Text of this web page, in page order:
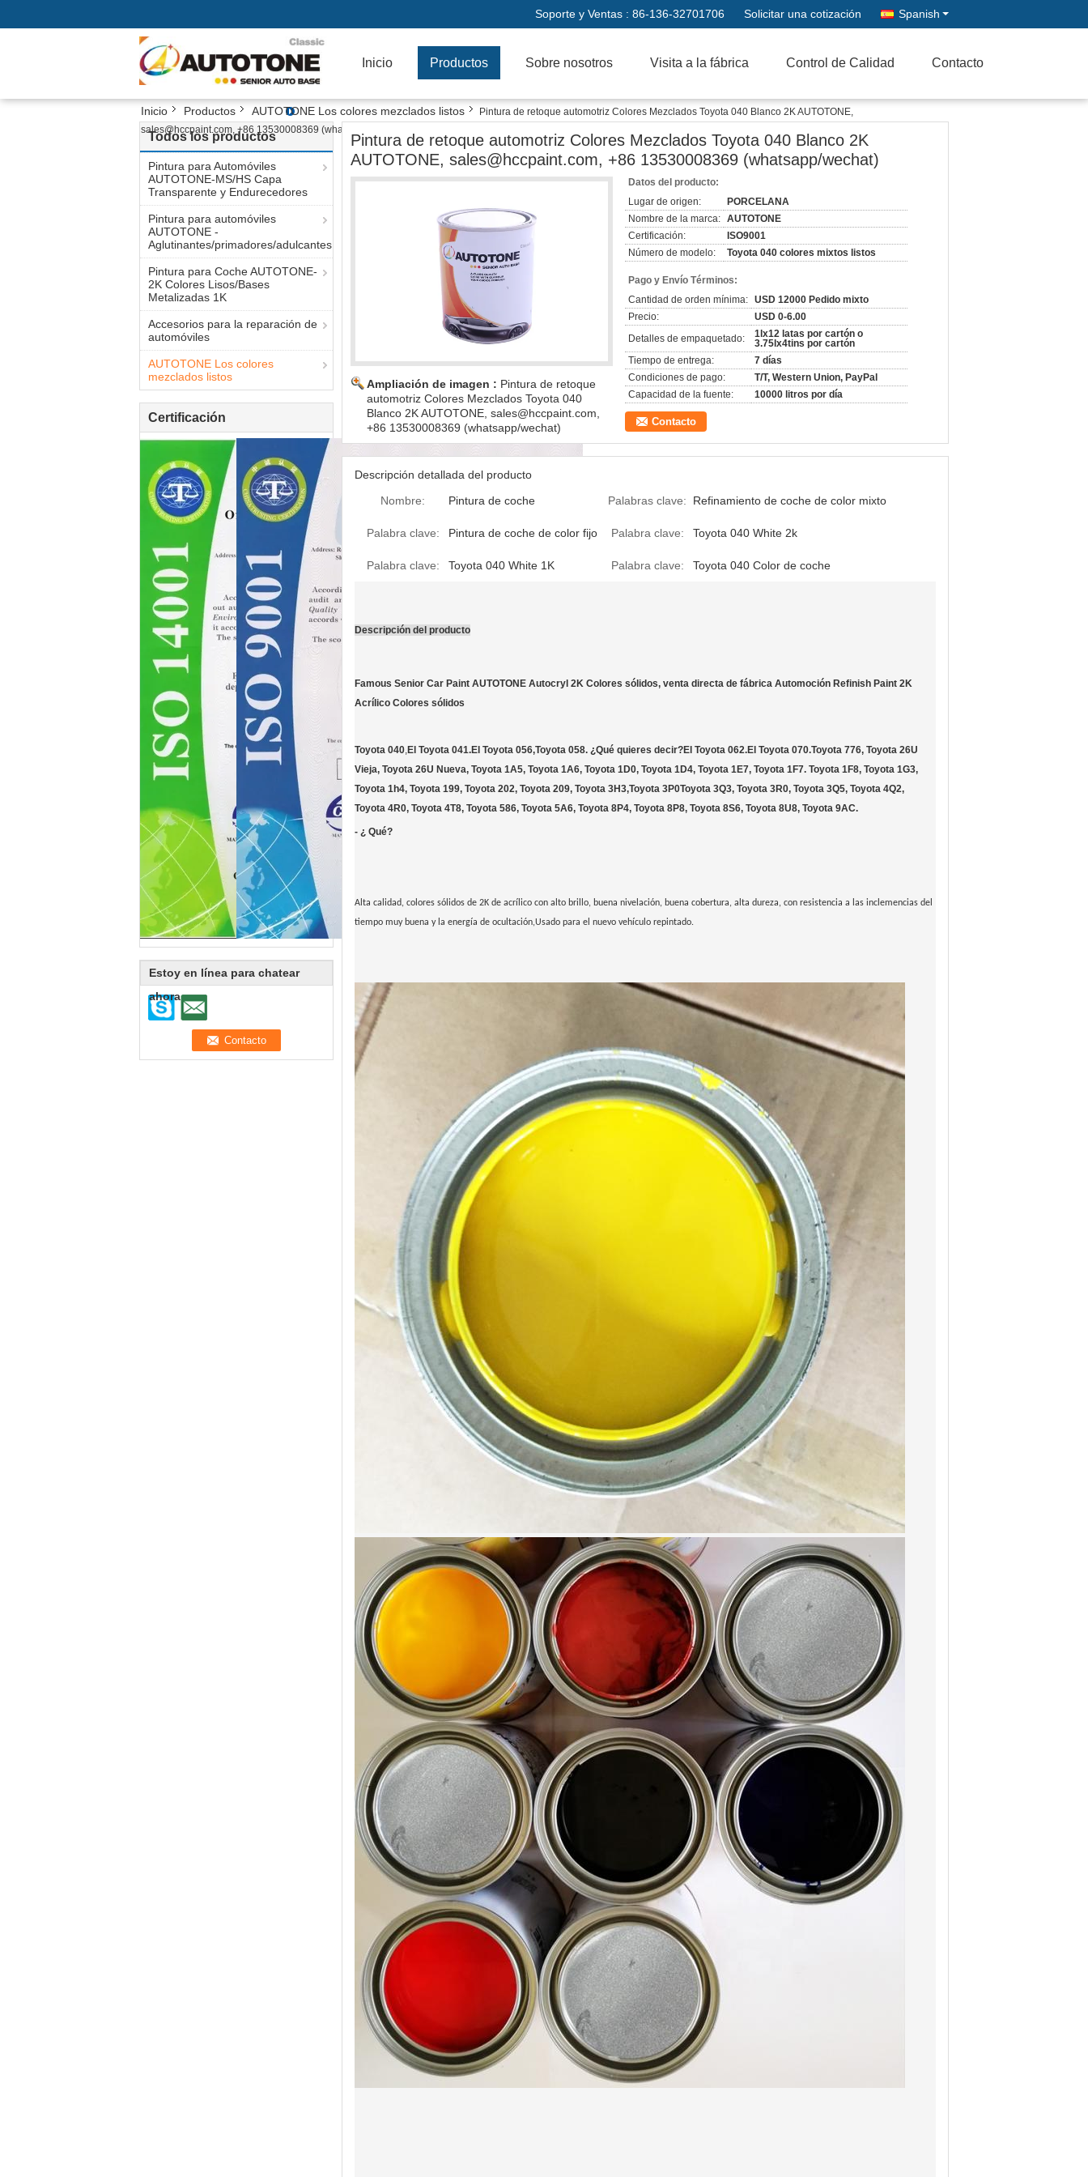
Soporte y Ventas : 86-136-32701706 Solicitar una cotización Spanish
Inicio Productos Sobre nosotros Visita a la fábrica Control de Calidad Contacto
Inicio Productos AUTOTONE Los colores mezclados listos
Pintura de retoque automotriz Colores Mezclados Toyota 040 Blanco 2K AUTOTONE,
sales@hccpaint.com, +86 13530008369 (whatsapp/wechat)
Todos los productos
Pintura para Automóviles
AUTOTONE-MS/HS Capa
Transparente y Endurecedores
Pintura para automóviles
AUTOTONE -
Aglutinantes/primadores/adulcantes
Pintura para Coche AUTOTONE-
2K Colores Lisos/Bases
Metalizadas 1K
Accesorios para la reparación de
automóviles
AUTOTONE Los colores
mezclados listos
Certificación
Estoy en línea para chatear
ahora
Pintura de retoque automotriz Colores Mezclados Toyota 040 Blanco 2K
AUTOTONE, sales@hccpaint.com, +86 13530008369 (whatsapp/wechat)
Ampliación de imagen : Pintura de retoque
automotriz Colores Mezclados Toyota 040
Blanco 2K AUTOTONE, sales@hccpaint.com,
+86 13530008369 (whatsapp/wechat)
Datos del producto:
Lugar de origen:
PORCELANA
Nombre de la marca: AUTOTONE
Certificación:
ISO9001
Número de modelo:
Toyota 040 colores mixtos listos
Pago y Envío Términos:
Cantidad de orden mínima: USD 12000 Pedido mixto
Precio:
USD 0-6.00
Detalles de empaquetado:
1lx12 latas por cartón o
3.75lx4tins por cartón
Tiempo de entrega:
7 días
Condiciones de pago:
T/T, Western Union, PayPal
Capacidad de la fuente:
10000 litros por día
Contacto
Descripción detallada del producto
Nombre:
Pintura de coche Palabras clave: Refinamiento de coche de color mixto
Palabra clave: Pintura de coche de color fijo Palabra clave: Toyota 040 White 2k
Palabra clave: Toyota 040 White 1K Palabra clave: Toyota 040 Color de coche
Descripción del producto
Famous Senior Car Paint AUTOTONE Autocryl 2K Colores sólidos, venta directa de fábrica Automoción Refinish Paint 2K
Acrílico Colores sólidos
Toyota 040,El Toyota 041.El Toyota 056,Toyota 058. ¿Qué quieres decir?El Toyota 062.El Toyota 070.Toyota 776, Toyota 26U
Vieja, Toyota 26U Nueva, Toyota 1A5, Toyota 1A6, Toyota 1D0, Toyota 1D4, Toyota 1E7, Toyota 1F7. Toyota 1F8, Toyota 1G3,
Toyota 1h4, Toyota 199, Toyota 202, Toyota 209, Toyota 3H3,Toyota 3P0Toyota 3Q3, Toyota 3R0, Toyota 3Q5, Toyota 4Q2,
Toyota 4R0, Toyota 4T8, Toyota 586, Toyota 5A6, Toyota 8P4, Toyota 8P8, Toyota 8S6, Toyota 8U8, Toyota 9AC.
- ¿ Qué?
Alta calidad, colores sólidos de 2K de acrílico con alto brillo, buena nivelación, buena cobertura, alta dureza, con resistencia a las inclemencias del
tiempo muy buena y la energía de ocultación,Usado para el nuevo vehículo repintado.